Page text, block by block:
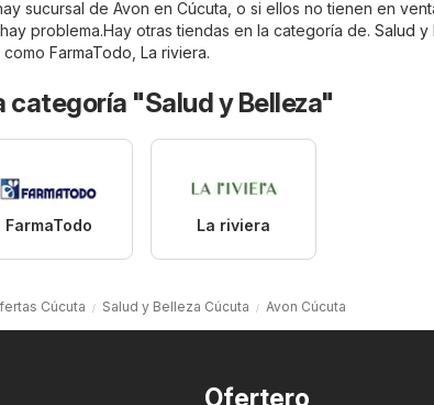
sucursal de Avon en Cúcuta, o si ellos no tienen en
problema.Hay otras tiendas en la categoría de. Salud y
como FarmaTodo La riviera.
categoría "Salud y Belleza"
FarmaTodo La riviera
Cúcuta Salud y Belleza Cúcuta Avon Cúcuta
Ofertero